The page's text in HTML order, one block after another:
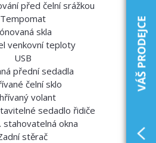
před čelní srážkou
Tempomat
skla
venkovní teploty
USB
přední sedadla
čelní sklo
volant
sedadlo řidiče
stahovatelná okna
stěrač